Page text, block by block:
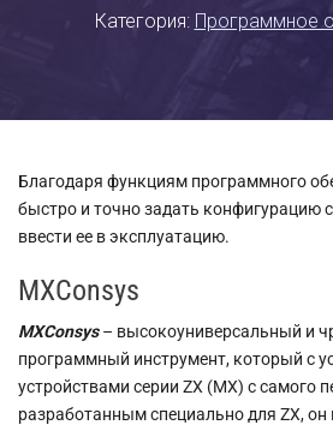
Категория: Программное
Благодаря функциям программного
быстро и точно задать конфигурацию
ввести ее в эксплуатацию.
MXConsys
MXConsys– высокоуниверсальный и
программный инструмент, который с
устройствами серии ZX (МХ) с самого
разработанным специально для ZX, он